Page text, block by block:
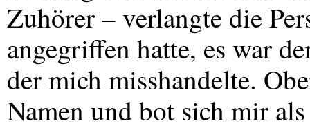
Zuhörer – verlangte die
angegriffen hatte, es war
der mich misshandelte.
Namen und bot sich mir